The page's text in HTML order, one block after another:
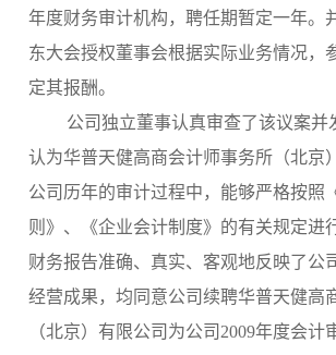
年度财务审计机构，聘任期暂定一年。
东大会授权董事会根据实际业务情况，
定其报酬。
公司独立董事认真审查了该议案并
认为华普天健高商会计师事务所（北京
公司历年的审计过程中，能够严格按照
则》、《企业会计制度》的有关规定进
财务报告准确、真实、客观地反映了公
经营成果，均同意公司续聘华普天健高
（北京）有限公司为公司2009年度会计